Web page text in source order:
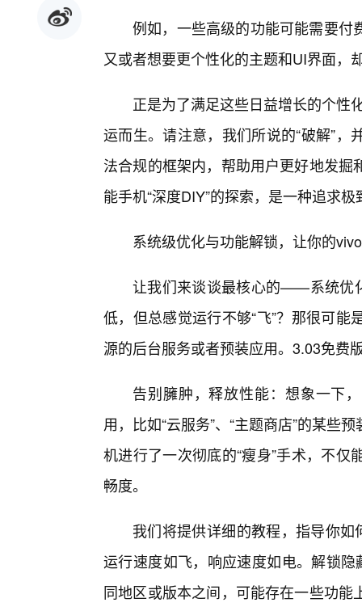
例如，一些高级的功能可能需要付
又或者想要更个性化的主题和UI界面，
正是为了满足这些日益增长的个性
运而生。请注意，我们所说的“破解”
法合规的框架内，帮助用户更好地发
能手机“深度DIY”的探索，是一种追求
系统级优化与功能解锁，让你的
让我们来谈谈最核心的——系统优
低，但总感觉运行不够“飞”？那很可
源的后台服务或者预装应用。3.03免费
告别臃肿，释放性能：想象一下
用，比如“云服务”、“主题商店”的某些
机进行了一次彻底的“瘦身”手术，不
畅度。
我们将提供详细的教程，指导你如
运行速度如飞，响应速度如电。解锁
同地区或版本之间，可能存在一些功